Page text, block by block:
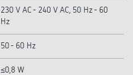
230 V AC - 240 V AC, 50 Hz - 60
Hz
50 - 60 Hz
≤0,8 W